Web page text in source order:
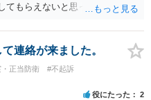
てもらえないと思った方が良い
している再犯防止策（例えば保
具体的な就労・監督状況） ・監
観性と実現可能性があるもので
ともと執行猶予が狙える事案で
り、実刑となるか微妙な事案
連絡が来ました。
正当防衛
#不起訴
役にたった 2